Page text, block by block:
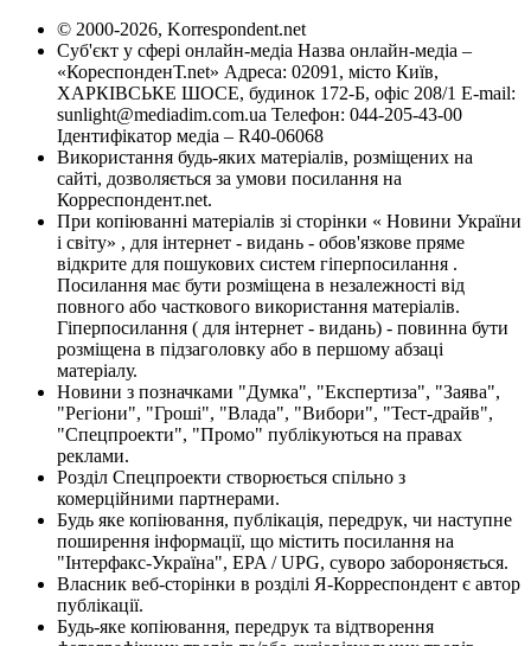
© 2000-2026, Korrespondent.net
Суб'єкт у сфері онлайн-медіа Назва онлайн-медіа –
«КореспонденТ.net» Адреса: 02091, місто Київ,
ХАРКІВСЬКЕ ШОСЕ, будинок 172-Б, офіс 208/1 E-mail:
sunlight@mediadim.com.ua Телефон: 044-205-43-00
Ідентифікатор медіа – R40-06068
Використання будь-яких матеріалів, розміщених на
сайті, дозволяється за умови посилання на
Корреспондент.net.
При копіюванні матеріалів зі сторінки « Новини України
і світу» , для інтернет - видань - обов'язкове пряме
відкрите для пошукових систем гіперпосилання .
Посилання має бути розміщена в незалежності від
повного або часткового використання матеріалів.
Гіперпосилання ( для інтернет - видань) - повинна бути
розміщена в підзаголовку або в першому абзаці
матеріалу.
Новини з позначками "Думка", "Експертиза", "Заява",
"Регіони", "Гроші", "Влада", "Вибори", "Тест-драйв",
"Спецпроекти", "Промо" публікуються на правах
реклами.
Розділ Спецпроекти створюється спільно з
комерційними партнерами.
Будь яке копіювання, публікація, передрук, чи наступне
поширення інформації, що містить посилання на
"Інтерфакс-Україна", EPA / UPG, суворо забороняється.
Власник веб-сторінки в розділі Я-Корреспондент є автор
публікації.
Будь-яке копіювання, передрук та відтворення